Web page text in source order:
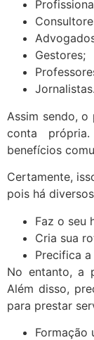
Gestores;
Jornalistas.
Assim sendo,
conta
benefícios
Certamente,
pois há
Faz o seu
Cria sua
Precifica
No entanto, a
Além disso,
para prestar
Formação